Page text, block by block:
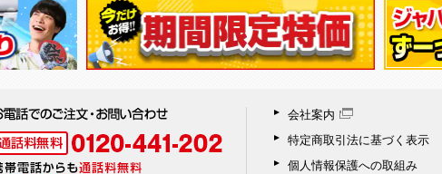
会社案内
特定商取引法に基づく表示
個人情報保護への取組み